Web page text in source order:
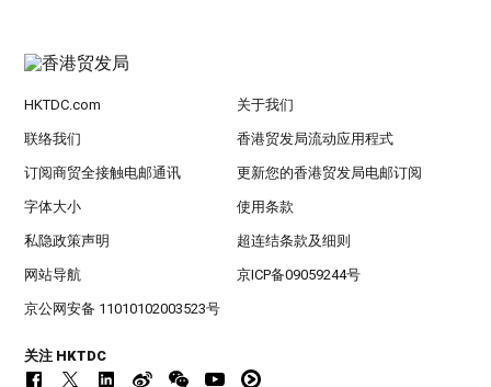
HKTDC.com 关于我们
联络我们 香港贸发局流动应用程式
订阅商贸全接触电邮通讯 更新您的香港贸发局电邮订阅
字体大小 使用条款
私隐政策声明 超连结条款及细则
网站导航 京ICP备09059244号
京公网安备 11010102003523号
关注 HKTDC